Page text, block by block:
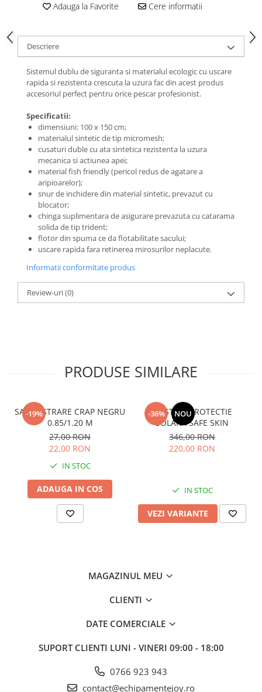
Adauga la Favorite Cere informatii
Descriere
Sistemul dublu de siguranta si materialul ecologic cu uscare
rapida si rezistenta crescuta la uzura fac din acest produs
accesoriul perfect pentru orice pescar profesionist.
Specificatii:
dimensiuni: 100 x 150 cm;
materialul sintetic de tip micromesh;
cusaturi duble cu ata sintetica rezistenta la uzura
mecanica si actiunea apei;
material fish friendly (pericol redus de agatare a
aripioarelor);
snur de inchidere din material sintetic, prevazut cu
blocator;
chinga suplimentara de asigurare prevazuta cu catarama
solida de tip trident;
flotor din spuma ce da flotabilitate sacului;
uscare rapida fara retinerea mirosurilor neplacute.
Informatii conformitate produs
Review-uri(0)
PRODUSE SIMILARE
-19%
SAC PASTRARE CRAP NEGRU
0.85/1.20 M
27,00 RON
22,00 RON
IN STOC
ADAUGA IN COS
-36% NOU
COSTUM PROTECTIE
SOLARA SAFE SKIN
346,00 RON
220,00 RON
IN STOC
VEZI VARIANTE
MAGAZINUL MEU
CLIENTI
DATE COMERCIALE
SUPORT CLIENTI LUNI - VINERI 09:00 - 18:00
0766 923 943
contact@echipamentejoy.ro